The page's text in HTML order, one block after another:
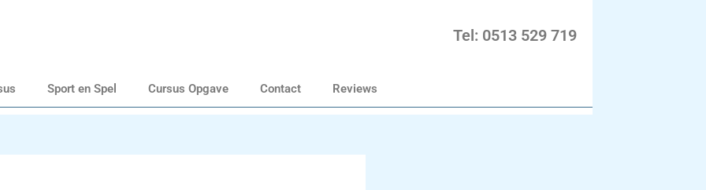
Tel: 0513 529 719
Sport en Spel Cursus Opgave Contact Reviews